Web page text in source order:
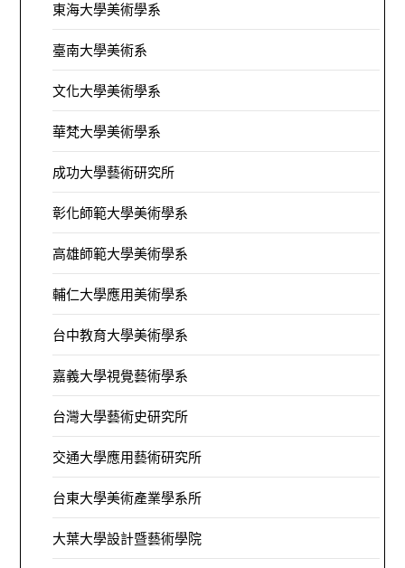
東海大學美術學系
臺南大學美術系
文化大學美術學系
華梵大學美術學系
成功大學藝術研究所
彰化師範大學美術學系
高雄師範大學美術學系
輔仁大學應用美術學系
台中教育大學美術學系
嘉義大學視覺藝術學系
台灣大學藝術史研究所
交通大學應用藝術研究所
台東大學美術產業學系所
大葉大學設計暨藝術學院